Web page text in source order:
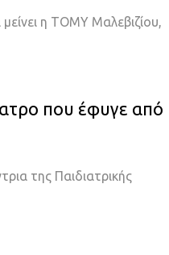
μείνει η ΤΟΜΥ Μαλεβιζίου,
που έφυγε από
της Παιδιατρικής